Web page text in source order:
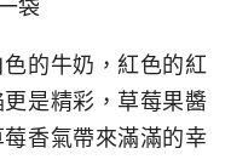
袋
的牛奶，紅色的紅
是精彩，草莓果醬
香氣帶來滿滿的幸